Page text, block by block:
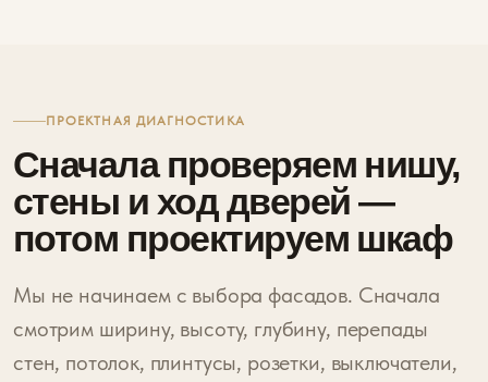
ПРОЕКТНАЯ ДИАГНОСТИКА
Сначала проверяем нишу,
стены и ход дверей —
потом проектируем шкаф
Мы не начинаем с выбора фасадов. Сначала
смотрим ширину, высоту, глубину, перепады
стен, потолок, плинтусы, розетки, выключатели,